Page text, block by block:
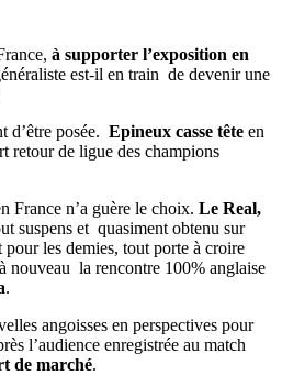
à supporter l’exposition en
est-il en train de devenir une
posée. Epineux casse tête en
retour de ligue des champions
France n’a guère le choix. Le Real,
suspens et quasiment obtenu sur
les demies, tout porte à croire
nouveau la rencontre 100% anglaise
.
angoisses en perspectives pour
l’audience enregistrée au match
de marché.